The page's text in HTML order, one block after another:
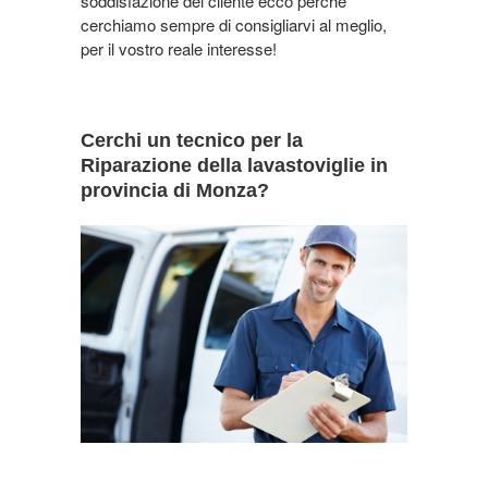
cerchiamo sempre di consigliarvi al meglio,
per il vostro reale interesse!
Cerchi un tecnico per la
Riparazione della lavastoviglie in
provincia di Monza?